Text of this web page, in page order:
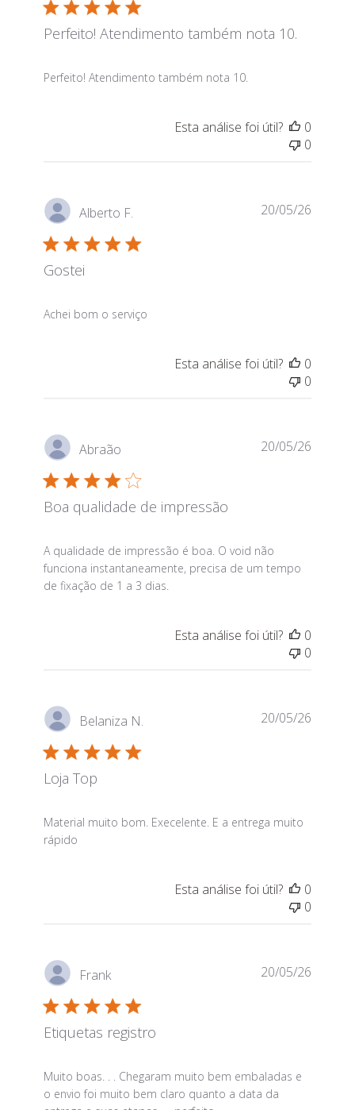
Perfeito! Atendimento também nota 10.
Perfeito! Atendimento também nota 10.
read more about review content Perfeito!
Esta análise foi útil?
0
0
Alberto F.
Gostei
Achei bom o serviço
read more about review content
20/05/26
Esta análise foi útil?
0
0
Abraão
Boa qualidade de impressão
A qualidade de impressão é boa. O void não
funciona instantaneamente, precisa de um tempo
de fixação de 1 a 3 dias.
read more about review content A qualidade de
20/05/26
Esta análise foi útil?
0
0
Belaniza N.
Loja Top
Material muito bom. Execelente. E a entrega muito
rápido
read more about review content Material muito
20/05/26
Esta análise foi útil?
0
0
Frank
Etiquetas registro
Muito boas. . . Chegaram muito bem embaladas e
o envio foi muito bem claro quanto a data da
read more about review content Muito boas. . .
20/05/26